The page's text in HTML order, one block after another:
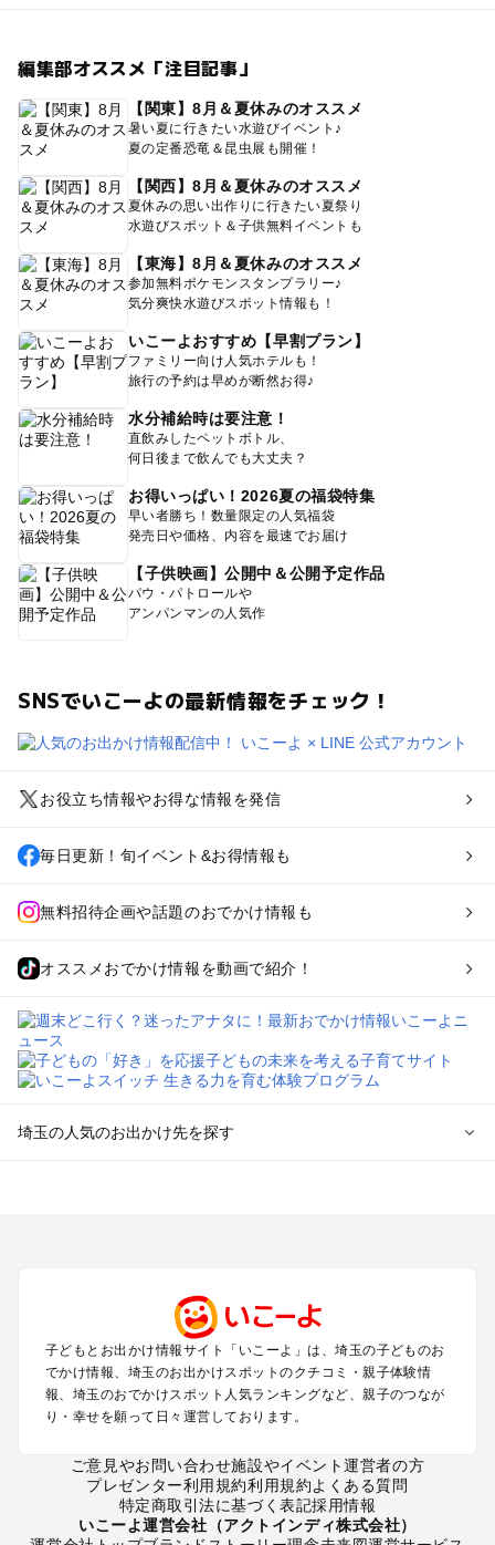
編集部オススメ「注目記事」
【関東】8月＆夏休みのオススメ
暑い夏に行きたい水遊びイベント♪
夏の定番恐竜＆昆虫展も開催！
【関西】8月＆夏休みのオススメ
夏休みの思い出作りに行きたい夏祭り
水遊びスポット＆子供無料イベントも
【東海】8月＆夏休みのオススメ
参加無料ポケモンスタンプラリー♪
気分爽快水遊びスポット情報も！
いこーよおすすめ【早割プラン】
ファミリー向け人気ホテルも！
旅行の予約は早めが断然お得♪
水分補給時は要注意！
直飲みしたペットボトル、
何日後まで飲んでも大丈夫？
お得いっぱい！2026夏の福袋特集
早い者勝ち！数量限定の人気福袋
発売日や価格、内容を最速でお届け
【子供映画】公開中＆公開予定作品
パウ・パトロールや
アンパンマンの人気作
SNSでいこーよの最新情報をチェック！
お役立ち情報やお得な情報を発信
毎日更新！旬イベント&お得情報も
無料招待企画や話題のおでかけ情報も
オススメおでかけ情報を動画で紹介！
埼玉の人気のお出かけ先を探す
秩父・長瀞のプールお出かけ
川口・戸田・和光・朝霞のプールお出かけ
飯能・坂戸・東松山・日高のプールお出かけ
久喜・行田・加須・羽生のプールお出かけ
熊谷・太田・足利・古河のプールお出かけ
埼玉の定番お出かけスポット
埼玉の遊園地
子どもとお出かけ情報サイト「いこーよ」は、埼玉の子どものお
でかけ情報、埼玉のお出かけスポットのクチコミ・親子体験情
報、埼玉のおでかけスポット人気ランキングなど、親子のつなが
り・幸せを願って日々運営しております。
ご意見やお問い合わせ施設やイベント運営者の方
プレゼンター利用規約利用規約よくある質問
特定商取引法に基づく表記採用情報
いこーよ運営会社（アクトインディ株式会社）